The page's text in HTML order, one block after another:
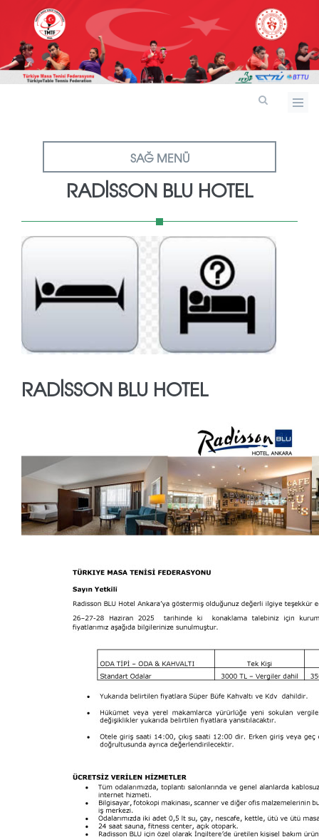
SAĞ MENÜ
RADİSSON BLU HOTEL
RADİSSON BLU HOTEL